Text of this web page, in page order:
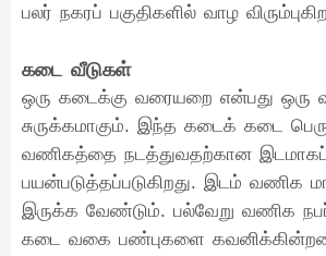
பலர் நகரப் பகுதிகளில் வாழ
கடை வீடுகள்
ஒரு கடைக்கு வரையறை என்பது ஒரு
சுருக்கமாகும். இந்த கடைக் கடை
வணிகத்தை நடத்துவதற்கான
பயன்படுத்தப்படுகிறது. இடம் வணிக
இருக்க வேண்டும். பல்வேறு வணிக
கடை வகை பண்புகளை